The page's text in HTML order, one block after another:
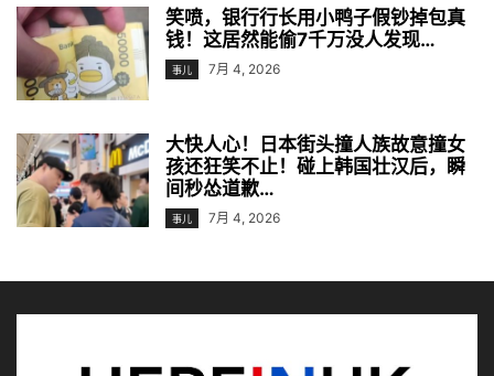
笑喷，银行行长用小鸭子假钞掉包真
钱！这居然能偷7千万没人发现…
事儿 7月 4, 2026
大快人心！日本街头撞人族故意撞女
孩还狂笑不止！碰上韩国壮汉后，瞬
间秒怂道歉…
事儿 7月 4, 2026